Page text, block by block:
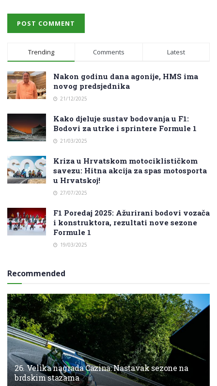
Trending Comments Latest
Nakon godinu dana agonije, HMS ima
novog predsjednika
21/12/2025
Kako djeluje sustav bodovanja u F1:
Bodovi za utrke i sprintere Formule 1
21/03/2025
Kriza u Hrvatskom motociklističkom
savezu: Hitna akcija za spas motosporta
u Hrvatskoj!
27/07/2025
F1 Poredaj 2025: Ažurirani bodovi vozača
i konstruktora, rezultati nove sezone
Formule 1
19/03/2025
Recommended
26. Velika nagrada Cazina: Nastavak sezone na
brdskim stazama